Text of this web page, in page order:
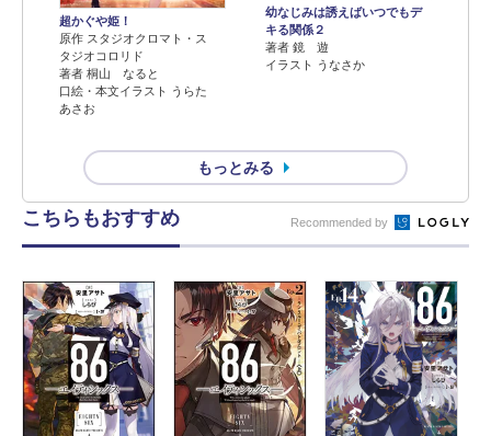
超かぐや姫！
原作 スタジオクロマト・ス
タジオコロリド
著者 桐山 なると
口絵・本文イラスト うらた
あさお
幼なじみは誘えばいつでもデ
キる関係２
著者 鏡 遊
イラスト うなさか
もっとみる
こちらもおすすめ Recommended by